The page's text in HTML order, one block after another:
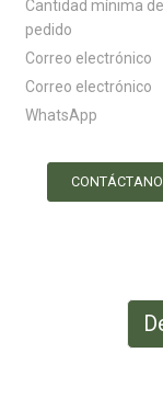
Cantidad mínima de
pedido
Correo electrónico
Correo electrónico
WhatsApp